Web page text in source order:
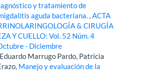
y tratamiento de
aguda bacteriana.,ACTA
& CIRUGÍA
Y CUELLO: Vol. 52 Núm. 4
- Diciembre
Marrugo Pardo, Patricia
Manejo y evaluación de la